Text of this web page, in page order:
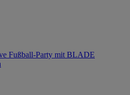
Fußball-Party mit BLADE